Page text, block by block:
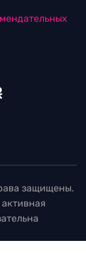
защищены.